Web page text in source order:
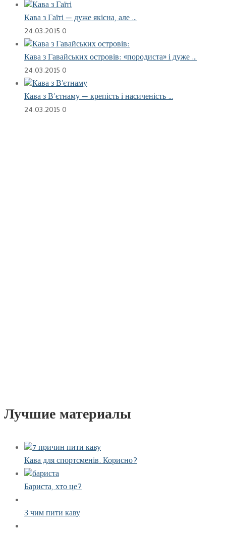
Кава з Гаїті — дуже якісна, але …
24.03.20150
Кава з Гавайських островів: «породиста» і дуже …
24.03.20150
Кава з В’єтнаму — крепість і насиченість …
24.03.20150
Лучшие материалы
Кава для спортсменів. Корисно?
Бариста, хто це?
З чим пити каву